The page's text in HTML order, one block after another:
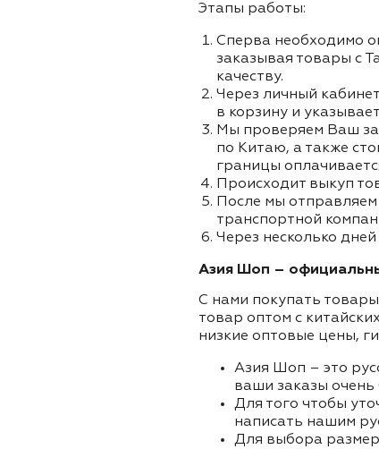
Этапы работы:
Сперва необходимо
заказывая товары с
качеству.
Через личный
в корзину и
Мы проверяем Ваш
по Китаю, а также
границы
Происходит выкуп
После мы
транспортной
Через несколько
Азия Шоп –
С нами покупать
товар оптом с
низкие оптовые цены,
Азия Шоп – это
ваши заказы очень
Для того чтобы
написать нашим
Для выбора